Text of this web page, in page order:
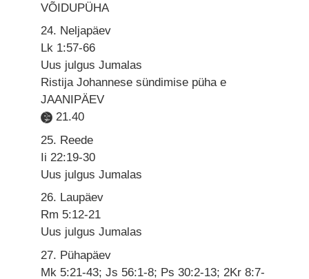
VÕIDUPÜHA
24. Neljapäev
Lk 1:57-66
Uus julgus Jumalas
Ristija Johannese sündimise püha e
JAANIPÄEV
21.40
25. Reede
Ii 22:19-30
Uus julgus Jumalas
26. Laupäev
Rm 5:12-21
Uus julgus Jumalas
27. Pühapäev
Mk 5:21-43; Js 56:1-8; Ps 30:2-13; 2Kr 8:7-